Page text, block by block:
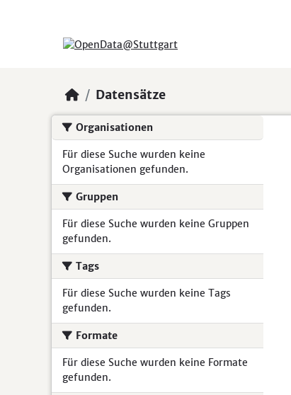
Datensätze
Organisationen
Für diese Suche wurden keine
Organisationen gefunden.
Gruppen
Für diese Suche wurden keine Gruppen
gefunden.
Tags
Für diese Suche wurden keine Tags
gefunden.
Formate
Für diese Suche wurden keine Formate
gefunden.